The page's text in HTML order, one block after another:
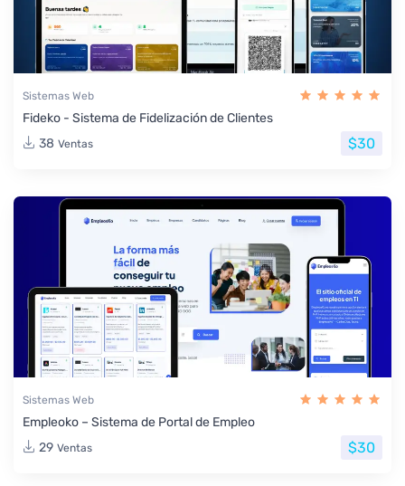
Sistemas Web
Fideko - Sistema de Fidelización de Clientes
38 Ventas $30
Sistemas Web
Empleoko – Sistema de Portal de Empleo
29 Ventas $30